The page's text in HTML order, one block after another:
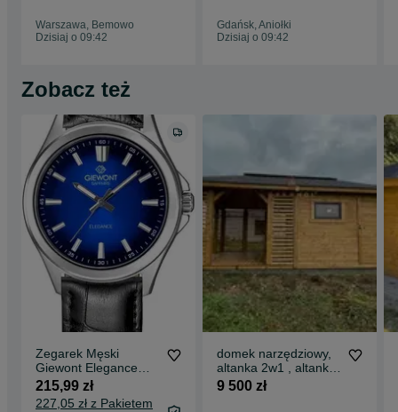
Warszawa, Bemowo
Dzisiaj o 09:42
Gdańsk, Aniołki
Dzisiaj o 09:42
Zobacz też
Zegarek Męski
Giewont Elegance
Sapphire Czarno
Niebieski GW5160-A6
215,99 zł
227,05 zł z Pakietem
domek narzędziowy,
altanka 2w1 , altanki,
wiaty, altany,
9 500 zł